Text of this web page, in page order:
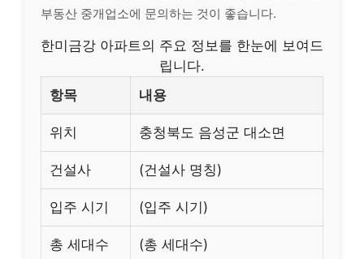
부동산 중개업소에 문의하는 것이 좋습니다.
한미금강 아파트의 주요 정보를 한눈에 보여드
립니다.
항목
내용
위치 충청북도 음성군 대소면
건설사 (건설사 명칭)
입주 시기 (입주 시기)
총 세대수 (총 세대수)